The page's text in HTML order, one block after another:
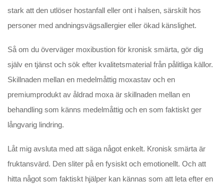
stark att den utlöser hostanfall eller ont i halsen, särskilt hos
personer med andningsvägsallergier eller ökad känslighet.
Så om du överväger moxibustion för kronisk smärta, gör dig
själv en tjänst och sök efter kvalitetsmaterial från pålitliga källor.
Skillnaden mellan en medelmåttig moxastav och en
premiumprodukt av åldrad moxa är skillnaden mellan en
behandling som känns medelmåttig och en som faktiskt ger
långvarig lindring.
Låt mig avsluta med att säga något enkelt. Kronisk smärta är
fruktansvärd. Den sliter på en fysiskt och emotionellt. Och att
hitta något som faktiskt hjälper kan kännas som att leta efter en